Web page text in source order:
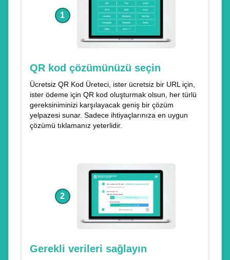
1
QR kod çözümünüzü seçin
Ücretsiz QR Kod Üreteci, ister ücretsiz bir URL için,
ister ödeme için QR kod oluşturmak olsun, her türlü
gereksiniminizi karşılayacak geniş bir çözüm
yelpazesi sunar. Sadece ihtiyaçlarınıza en uygun
çözümü tıklamanız yeterlidir.
2
Gerekli verileri sağlayın